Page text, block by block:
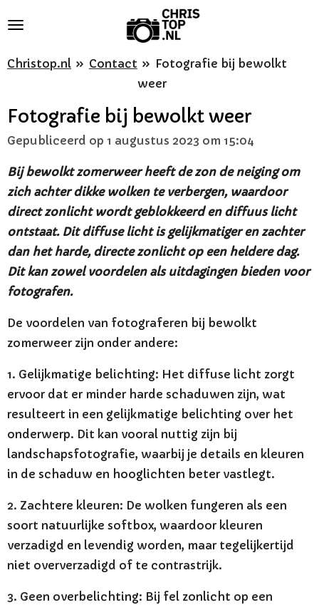
naar
Christop.nl » Contact » Fotografie bij bewolkt
weer
Fotografie bij bewolkt weer
Gepubliceerd op 1 augustus 2023 om 15:04
Bij bewolkt zomerweer heeft de zon de neiging om
zich achter dikke wolken te verbergen, waardoor
direct zonlicht wordt geblokkeerd en diffuus licht
ontstaat. Dit diffuse licht is gelijkmatiger en zachter
dan het harde, directe zonlicht op een heldere dag.
Dit kan zowel voordelen als uitdagingen bieden voor
fotografen.
De voordelen van fotograferen bij bewolkt
zomerweer zijn onder andere:
1. Gelijkmatige belichting: Het diffuse licht zorgt
ervoor dat er minder harde schaduwen zijn, wat
resulteert in een gelijkmatige belichting over het
onderwerp. Dit kan vooral nuttig zijn bij
landschapsfotografie, waarbij je details en kleuren
in de schaduw en hooglichten beter vastlegt.
2. Zachtere kleuren: De wolken fungeren als een
soort natuurlijke softbox, waardoor kleuren
verzadigd en levendig worden, maar tegelijkertijd
niet oververzadigd of te contrastrijk.
3. Geen overbelichting: Bij fel zonlicht op een